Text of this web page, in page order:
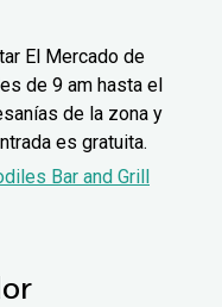
El Mercado de
de 9 am hasta el
de la zona y
es gratuita.
Bar and Grill